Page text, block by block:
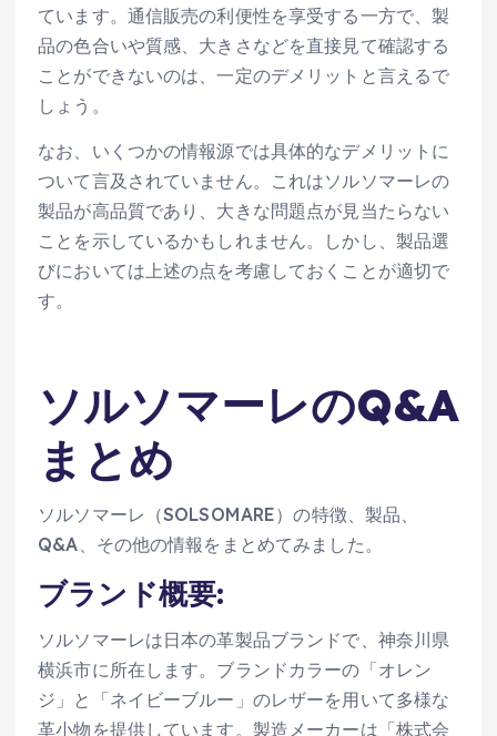
ています。通信販売の利便性を享受する一方で、製
品の色合いや質感、大きさなどを直接見て確認する
ことができないのは、一定のデメリットと言えるで
しょう。
なお、いくつかの情報源では具体的なデメリットに
ついて言及されていません。これはソルソマーレの
製品が高品質であり、大きな問題点が見当たらない
ことを示しているかもしれません。しかし、製品選
びにおいては上述の点を考慮しておくことが適切で
す。
ソルソマーレのQ&A
まとめ
ソルソマーレ（SOLSOMARE）の特徴、製品、
Q&A、その他の情報をまとめてみました。
ブランド概要:
ソルソマーレは日本の革製品ブランドで、神奈川県
横浜市に所在します。ブランドカラーの「オレン
ジ」と「ネイビーブルー」のレザーを用いて多様な
革小物を提供しています。製造メーカーは「株式会